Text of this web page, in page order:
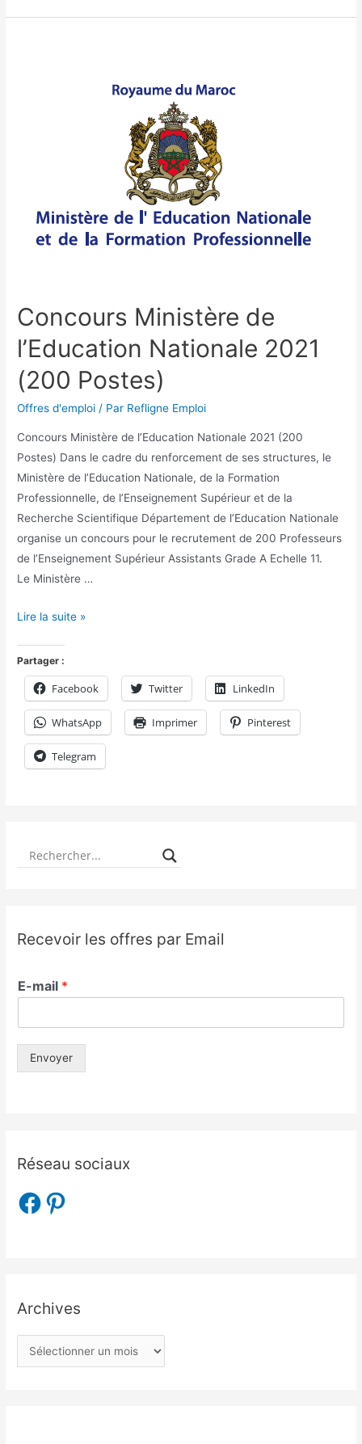
Concours Ministère de
l’Education Nationale 2021
(200 Postes)
Offres d'emploi / Par Refligne Emploi
Concours Ministère de l’Education Nationale 2021 (200
Postes) Dans le cadre du renforcement de ses structures, le
Ministère de l’Education Nationale, de la Formation
Professionnelle, de l’Enseignement Supérieur et de la
Recherche Scientifique Département de l’Education Nationale
organise un concours pour le recrutement de 200 Professeurs
de l’Enseignement Supérieur Assistants Grade A Echelle 11.
Le Ministère …
Lire la suite »
Partager :
Facebook Twitter LinkedIn
WhatsApp Imprimer Pinterest
Telegram
Recevoir les offres par Email
E-mail *
Envoyer
Réseau sociaux
Archives